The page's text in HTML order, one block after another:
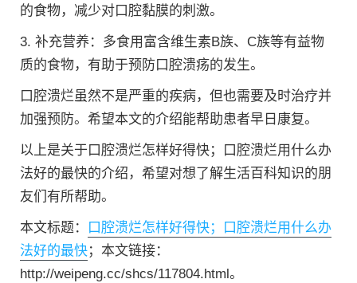
的食物，减少对口腔黏膜的刺激。
3. 补充营养：多食用富含维生素B族、C族等有益物
质的食物，有助于预防口腔溃疡的发生。
口腔溃烂虽然不是严重的疾病，但也需要及时治疗并
加强预防。希望本文的介绍能帮助患者早日康复。
以上是关于口腔溃烂怎样好得快；口腔溃烂用什么办
法好的最快的介绍，希望对想了解生活百科知识的朋
友们有所帮助。
本文标题：
口腔溃烂怎样好得快；口腔溃烂用什么办
法好的最快；本文链接：
http://weipeng.cc/shcs/117804.html。